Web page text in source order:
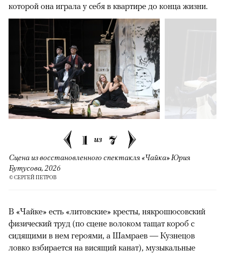
которой она играла у себя в квартире до конца жизни.
1 из 7
Сцена из восстановленного спектакля «Чайка» Юрия
Бутусова, 2026
© СЕРГЕЙ ПЕТРОВ
В «Чайке» есть «литовские» кресты, някрошюсовский
физический труд (по сцене волоком тащат короб с
сидящими в нем героями, а Шамраев — Кузнецов
ловко взбирается на висящий канат), музыкальные